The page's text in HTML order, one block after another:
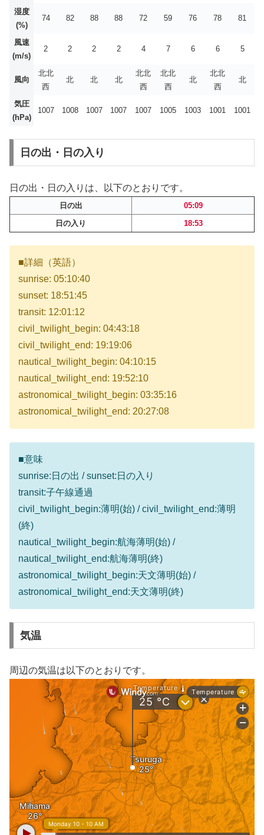
湿度
(%)
74 82 88 88 72 59 76 78 81
風速
(m/s)
2 2 2 2 4 7 6 6 5
風向
北北
西
北 北 北
北北
西
北北
西
北
北北
西
北
気圧
(hPa)
1007 1008 1007 1007 1007 1005 1003 1001 1001
日の出・日の入り
日の出・日の入りは、以下のとおりです。
日の出
05:09
日の入り
18:53
■詳細（英語）
sunrise: 05:10:40
sunset: 18:51:45
transit: 12:01:12
civil_twilight_begin: 04:43:18
civil_twilight_end: 19:19:06
nautical_twilight_begin: 04:10:15
nautical_twilight_end: 19:52:10
astronomical_twilight_begin: 03:35:16
astronomical_twilight_end: 20:27:08
■意味
sunrise:日の出 / sunset:日の入り
transit:子午線通過
civil_twilight_begin:薄明(始) / civil_twilight_end:薄明
(終)
nautical_twilight_begin:航海薄明(始) /
nautical_twilight_end:航海薄明(終)
astronomical_twilight_begin:天文薄明(始) /
astronomical_twilight_end:天文薄明(終)
気温
周辺の気温は以下のとおりです。